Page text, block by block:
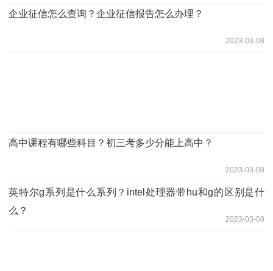
企业征信怎么查询？企业征信报告怎么办理？
2023-03-08
高中课程有哪些科目？初三考多少分能上高中？
2023-03-08
英特尔g系列是什么系列？intel处理器带hu和g的区别是什
么？
2023-03-08